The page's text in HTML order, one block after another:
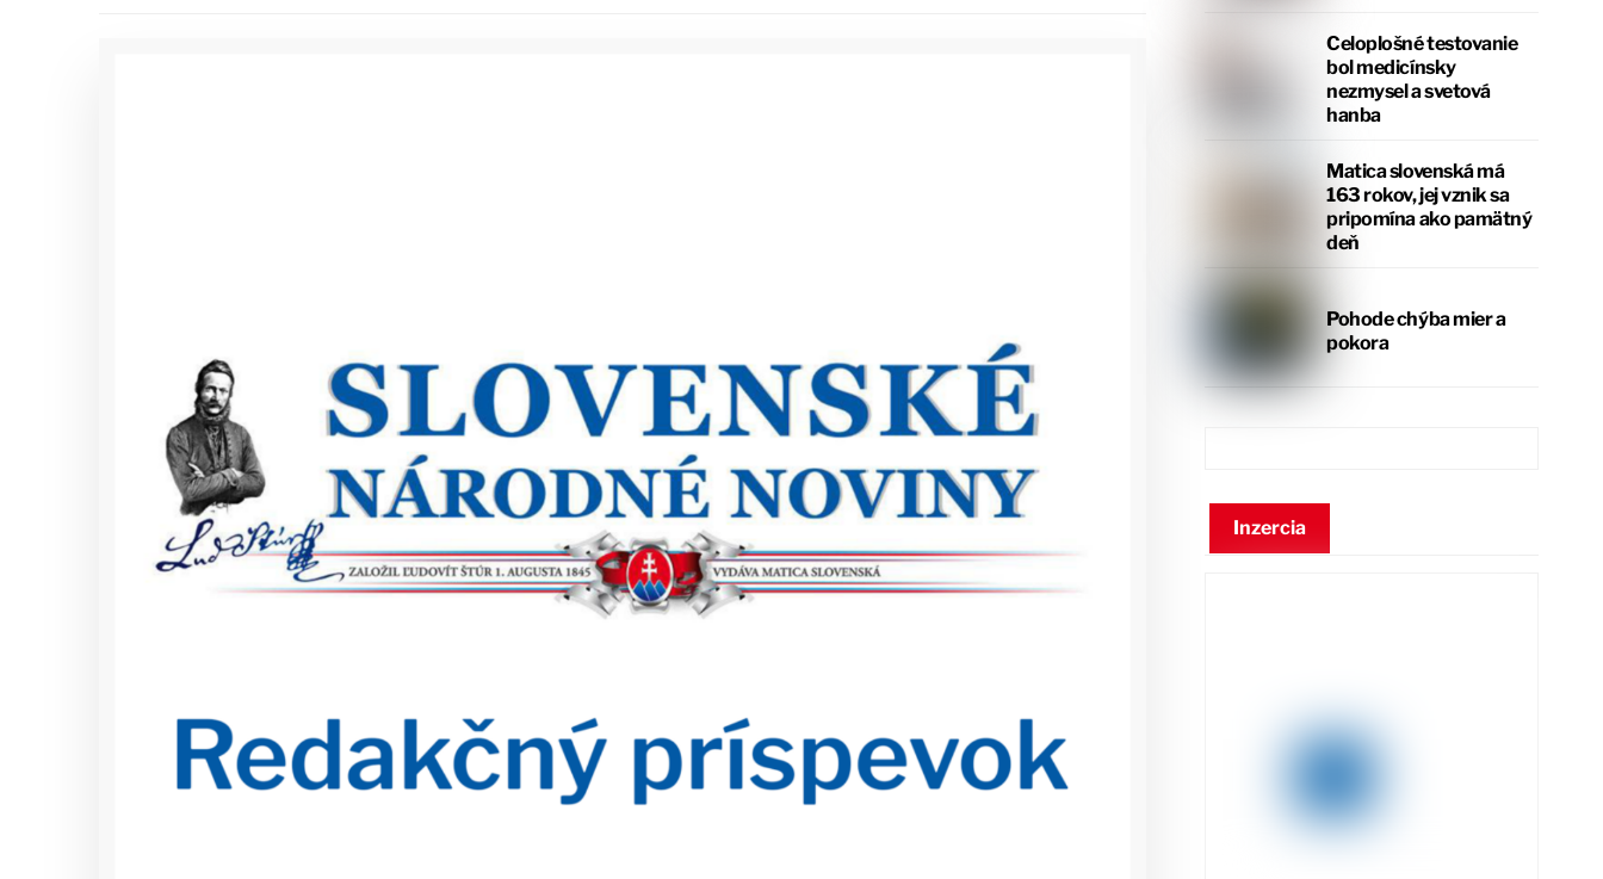
Celoplošné testovanie
bol medicínsky
nezmysel a svetová
hanba
Matica slovenská má
163 rokov, jej vznik sa
pripomína ako pamätný
deň
Pohode chýba mier a
pokora
Inzercia